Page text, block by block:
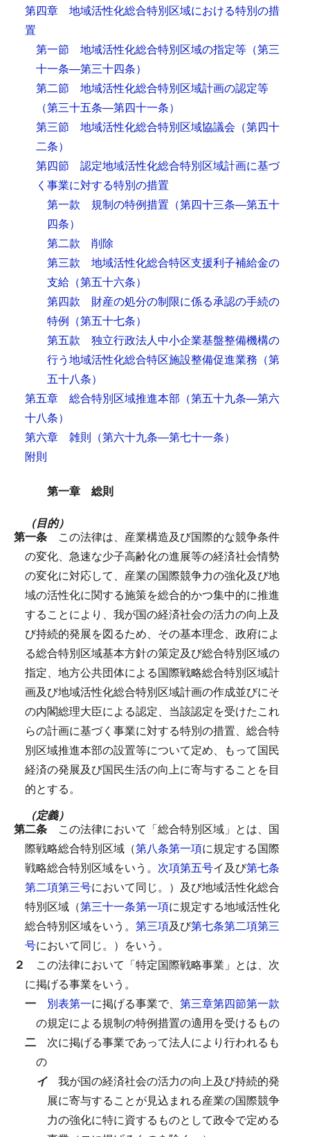
第四章 地域活性化総合特別区域における特別の措
置
第一節 地域活性化総合特別区域の指定等 （第三
十一条―第三十四条）
第二節 地域活性化総合特別区域計画の認定等
（第三十五条―第四十一条）
第三節 地域活性化総合特別区域協議会 （第四十
二条）
第四節 認定地域活性化総合特別区域計画に基づ
く事業に対する特別の措置
第一款 規制の特例措置 （第四十三条―第五十
四条）
第二款 削除
第三款 地域活性化総合特区支援利子補給金の
支給 （第五十六条）
第四款 財産の処分の制限に係る承認の手続の
特例 （第五十七条）
第五款 独立行政法人中小企業基盤整備機構の
行う地域活性化総合特区施設整備促進業務 （第
五十八条）
第五章 総合特別区域推進本部 （第五十九条―第六
十八条）
第六章 雑則 （第六十九条―第七十一条）
附則
第一章 総則
（目的）
第一条 この法律は、産業構造及び国際的な競争条件
の変化、急速な少子高齢化の進展等の経済社会情勢
の変化に対応して、産業の国際競争力の強化及び地
域の活性化に関する施策を総合的かつ集中的に推進
することにより、我が国の経済社会の活力の向上及
び持続的発展を図るため、その基本理念、政府によ
る総合特別区域基本方針の策定及び総合特別区域の
指定、地方公共団体による国際戦略総合特別区域計
画及び地域活性化総合特別区域計画の作成並びにそ
の内閣総理大臣による認定、当該認定を受けたこれ
らの計画に基づく事業に対する特別の措置、総合特
別区域推進本部の設置等について定め、もって国民
経済の発展及び国民生活の向上に寄与することを目
的とする。
（定義）
第二条 この法律において「総合特別区域」とは、国
際戦略総合特別区域（第八条第一項に規定する国際
戦略総合特別区域をいう。 次項第五号イ及び第七条
第二項第三号において同じ。）及び地域活性化総合
特別区域（第三十一条第一項に規定する地域活性化
総合特別区域をいう。 第三項及び第七条第二項第三
号において同じ。）をいう。
２ この法律において「特定国際戦略事業」とは、次
に掲げる事業をいう。
一 別表第一に掲げる事業で、 第三章第四節第一款
の規定による規制の特例措置の適用を受けるもの
二 次に掲げる事業であって法人により行われるも
の
イ 我が国の経済社会の活力の向上及び持続的発
展に寄与することが見込まれる産業の国際競争
力の強化に特に資するものとして政令で定める